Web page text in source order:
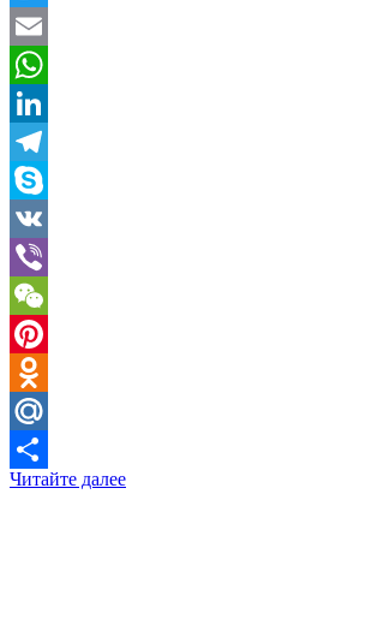
Twitter
Email
WhatsApp
LinkedIn
Telegram
Skype
VK
Viber
WeChat
Pinterest
Odnoklassniki
Mail.Ru
Отправить
Читайте далее